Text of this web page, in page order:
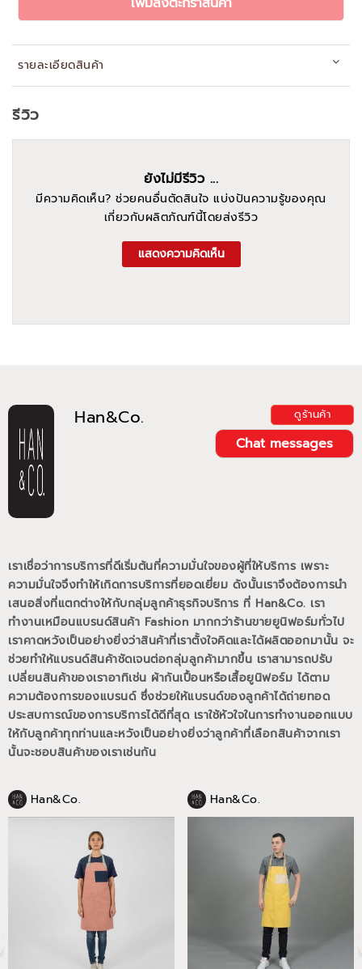
รายละเอียดสินค้า
Han&Co. ดูร้านค้า
Chat messages
เราเชื่อว่าการบริการที่ดีเริ่มต้นที่ความมั่นใจของผู้ที่ให้บริการ เพราะ
ความมั่นใจจึงทำให้เกิดการบริการที่ยอดเยี่ยม ดังนั้นเราจึงต้องการนำ
เสนอสิ่งที่แตกต่างให้กับกลุ่มลูกค้าธุรกิจบริการ ที่ Han&Co. เรา
ทำงานเหมือนแบรนด์สินค้า Fashion มากกว่าร้านขายยูนิฟอร์มทั่วไป
เราคาดหวังเป็นอย่างยิ่งว่าสินค้าที่เราตั้งใจคิดและได้ผลิตออกมานั้น จะ
ช่วยทำให้แบรนด์สินค้าชัดเจนต่อกลุ่มลูกค้ามากขึ้น เราสามารถปรับ
เปลี่ยนสินค้าของเราอาทิเช่น ผ้ากันเปื้อนหรือเสื้อยูนิฟอร์ม ได้ตาม
ความต้องการของแบรนด์ ซึ่งช่วยให้แบรนด์ของลูกค้าได้ถ่ายทอด
ประสบการณ์ของการบริการได้ดีที่สุด เราใช้หัวใจในการทำงานออกแบบ
ให้กับลูกค้าทุกท่านและหวังเป็นอย่างยิ่งว่าลูกค้าที่เลือกสินค้าจากเรา
นั้นจะชอบสินค้าของเราเช่นกัน
Han&Co. Han&Co.
รีวิว
ยังไม่มีรีวิว ...
มีความคิดเห็น? ช่วยคนอื่นตัดสินใจ แบ่งปันความรู้ของคุณ
เกี่ยวกับผลิตภัณฑ์นี้โดยส่งรีวิว
แสดงความคิดเห็น